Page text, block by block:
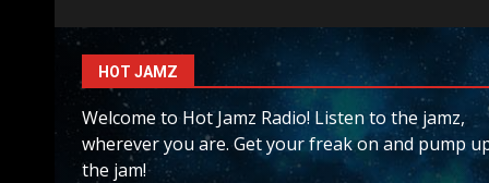
HOT JAMZ
Welcome to Hot Jamz Radio! Listen to the jamz,
wherever you are. Get your freak on and pump
the jam!